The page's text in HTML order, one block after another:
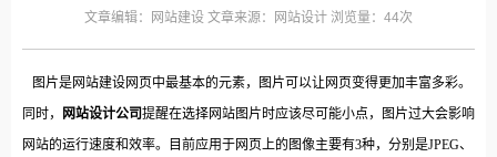
文章编辑：
网站建设 文章来源： 网站设计 浏览量： 44次
图片是网站建设网页中最基本的元素，图片可以让网页变得更加丰富多彩。
同时，
网站设计公司提醒在选择网站图片时应该尽可能小点，图片过大会影响
网站的运行速度和效率。目前应用于网页上的图像主要有3种，分别是JPEG、